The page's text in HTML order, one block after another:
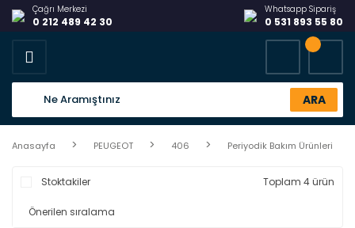
Çağrı Merkezi
0 212 489 42 30
Whatsapp Sipariş
0 531 893 55 80
ARA
Anasayfa PEUGEOT 406 Periyodik Bakım Ürünleri
Stoktakiler Toplam 4 ürün